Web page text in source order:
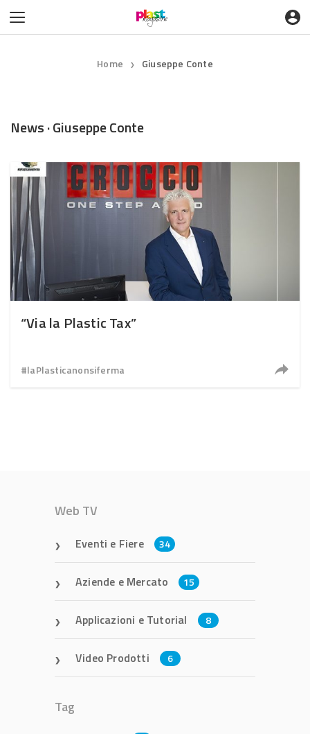
Home ❯ Giuseppe Conte
News · Giuseppe Conte
“Via la Plastic Tax”
#laPlasticanonsiferma
Web TV
Eventi e Fiere 34
Aziende e Mercato 15
Applicazioni e Tutorial 8
Video Prodotti 6
Tag